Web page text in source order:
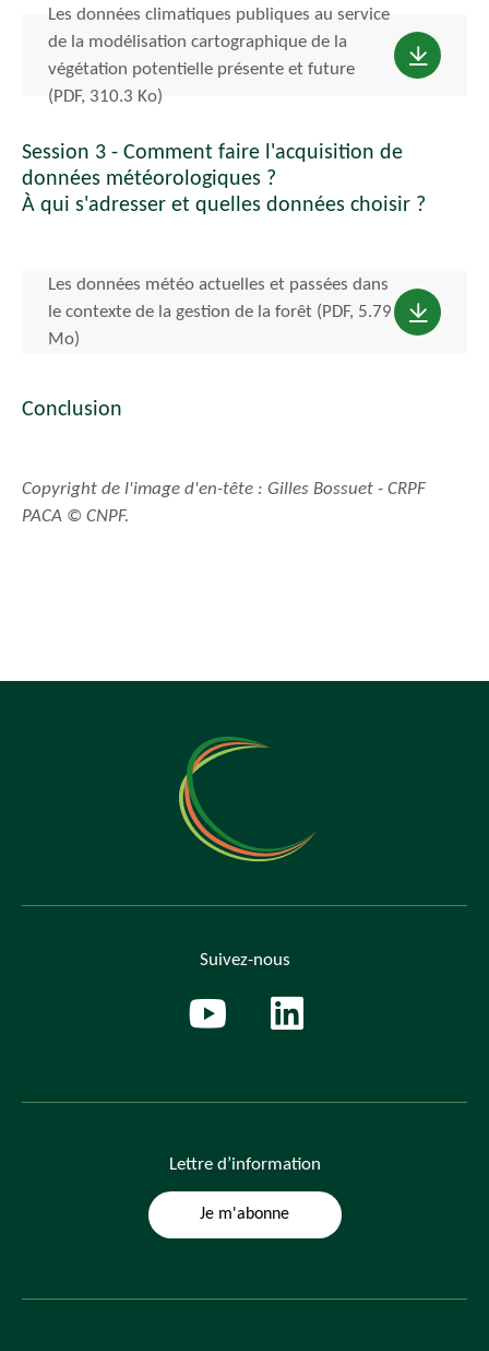
Les données climatiques publiques au service
de la modélisation cartographique de la
végétation potentielle présente et future
(PDF, 310.3 Ko)
Session 3 - Comment faire l'acquisition de
données météorologiques ?
À qui s'adresser et quelles données choisir ?
Les données météo actuelles et passées dans
le contexte de la gestion de la forêt (PDF, 5.79
Mo)
Conclusion
Copyright de l'image d'en-tête : Gilles Bossuet - CRPF
PACA © CNPF.
Suivez-nous
Lettre d’information
Je m'abonne